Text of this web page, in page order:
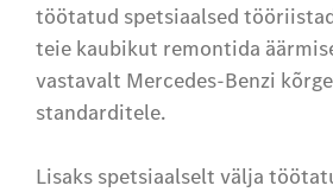
töötatud spetsiaalsed
teie kaubikut remontida
vastavalt Mercedes-Benzi
standarditele.
Lisaks spetsiaalselt välja